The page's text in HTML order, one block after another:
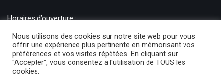
Horaires d’ouverture :
Mercredi au Samedi : 10h30 – 19h00
Produits
Nous utilisons des cookies sur notre site web pour vous
offrir une expérience plus pertinente en mémorisant vos
préférences et vos visites répétées. En cliquant sur
"Accepter", vous consentez à l'utilisation de TOUS les
cookies.